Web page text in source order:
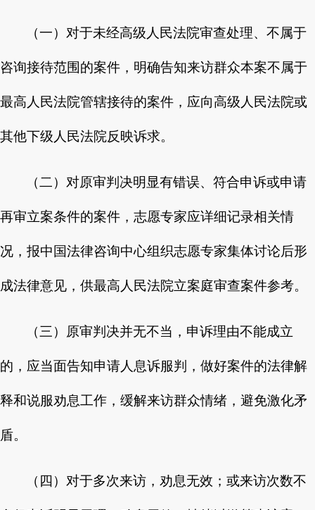
（一）对于未经高级人民法院审查处理、不属于
咨询接待范围的案件，明确告知来访群众本案不属于
最高人民法院管辖接待的案件，应向高级人民法院或
其他下级人民法院反映诉求。
（二）对原审判决明显有错误、符合申诉或申请
再审立案条件的案件，志愿专家应详细记录相关情
况，报中国法律咨询中心组织志愿专家集体讨论后形
成法律意见，供最高人民法院立案庭审查案件参考。
（三）原审判决并无不当，申诉理由不能成立
的，应当面告知申请人息诉服判，做好案件的法律解
释和说服劝息工作，缓解来访群众情绪，避免激化矛
盾。
（四）对于多次来访，劝息无效；或来访次数不